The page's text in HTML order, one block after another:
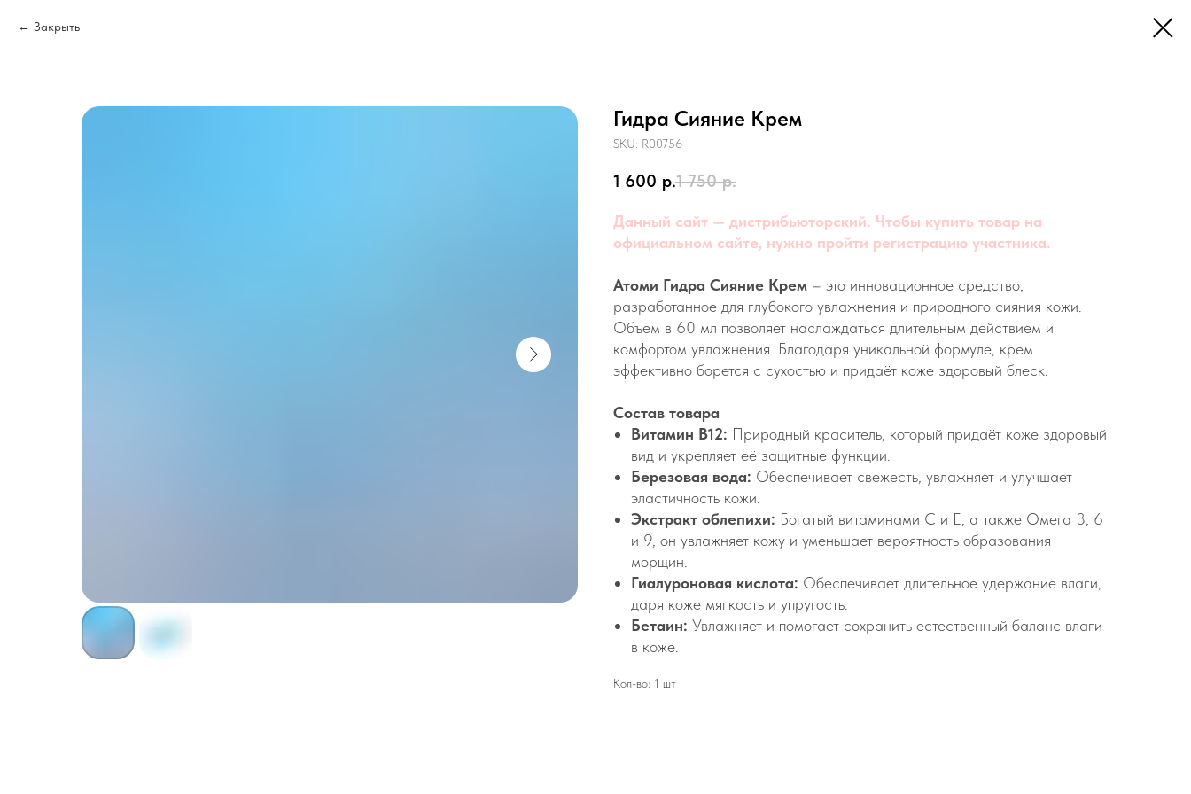
Закрыть
Гидра Сияние Крем
SKU: R00756
1 600 р.1 750 р.
Данный сайт — дистрибьюторский. Чтобы купить товар на
официальном сайте, нужно пройти регистрацию участника.
Атоми Гидра Сияние Крем – это инновационное средство,
разработанное для глубокого увлажнения и природного сияния кожи.
Объем в 60 мл позволяет наслаждаться длительным действием и
комфортом увлажнения. Благодаря уникальной формуле, крем
эффективно борется с сухостью и придаёт коже здоровый блеск.
Состав товара
Витамин В12: Природный краситель, который придаёт коже здоровый
вид и укрепляет её защитные функции.
Березовая вода: Обеспечивает свежесть, увлажняет и улучшает
эластичность кожи.
Экстракт облепихи: Богатый витаминами С и Е, а также Омега 3, 6
и 9, он увлажняет кожу и уменьшает вероятность образования
морщин.
Гиалуроновая кислота: Обеспечивает длительное удержание влаги,
даря коже мягкость и упругость.
Бетаин: Увлажняет и помогает сохранить естественный баланс влаги
в коже.
Кол-во: 1 шт